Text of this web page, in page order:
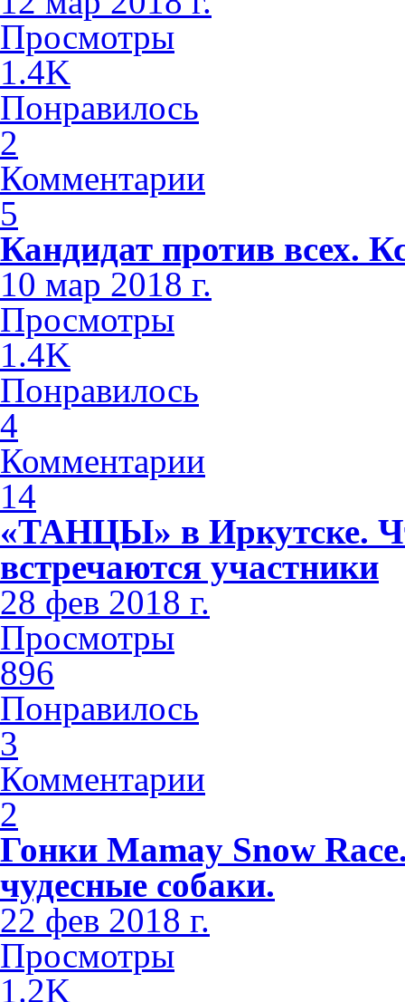
Просмотры
1.4K
Понравилось
2
Комментарии
5
Кандидат против всех.
10 мар 2018 г.
Просмотры
1.4K
Понравилось
4
Комментарии
14
«ТАНЦЫ» в Иркутске.
встречаются участники
28 фев 2018 г.
Просмотры
896
Понравилось
3
Комментарии
2
Гонки Mamay Snow
чудесные собаки.
22 фев 2018 г.
Просмотры
1.2K